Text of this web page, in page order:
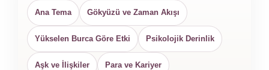
Ana Tema Gökyüzü ve Zaman Akışı
Yükselen Burca Göre Etki Psikolojik Derinlik
Aşk ve İlişkiler Para ve Kariyer